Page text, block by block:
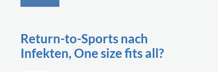
Return-to-Sports nach
Infekten, One size fits all?